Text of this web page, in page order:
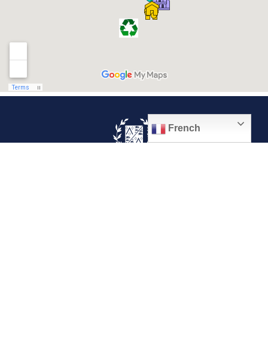
French